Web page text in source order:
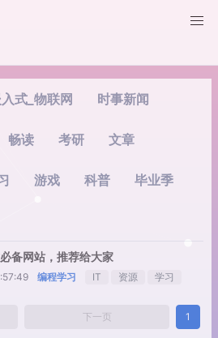
式_物联网 时事新闻
畅读 考研 文章
游戏 科普 毕业季
备网站，推荐给大家
编程学习 IT 资源 学习
下一页 1